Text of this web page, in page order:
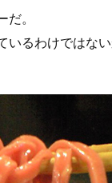
。
いるわけではな